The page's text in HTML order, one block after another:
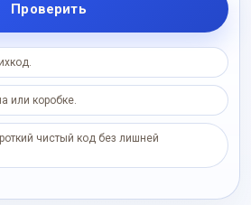
Проверить
или коробке.
чистый код без лишней